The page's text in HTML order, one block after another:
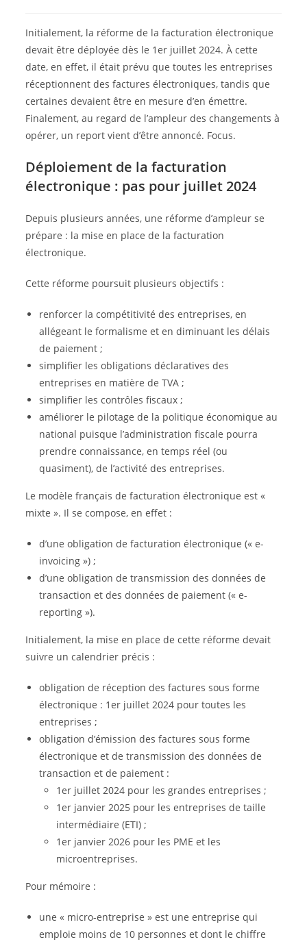
Initialement, la réforme de la facturation électronique
devait être déployée dès le 1er juillet 2024. À cette
date, en effet, il était prévu que toutes les entreprises
réceptionnent des factures électroniques, tandis que
certaines devaient être en mesure d’en émettre.
Finalement, au regard de l’ampleur des changements à
opérer, un report vient d’être annoncé. Focus.
Déploiement de la facturation
électronique : pas pour juillet 2024
Depuis plusieurs années, une réforme d’ampleur se
prépare : la mise en place de la facturation
électronique.
Cette réforme poursuit plusieurs objectifs :
renforcer la compétitivité des entreprises, en
allégeant le formalisme et en diminuant les délais
de paiement ;
simplifier les obligations déclaratives des
entreprises en matière de TVA ;
simplifier les contrôles fiscaux ;
améliorer le pilotage de la politique économique au
national puisque l’administration fiscale pourra
prendre connaissance, en temps réel (ou
quasiment), de l’activité des entreprises.
Le modèle français de facturation électronique est «
mixte ». Il se compose, en effet :
d’une obligation de facturation électronique (« e-
invoicing ») ;
d’une obligation de transmission des données de
transaction et des données de paiement (« e-
reporting »).
Initialement, la mise en place de cette réforme devait
suivre un calendrier précis :
obligation de réception des factures sous forme
électronique : 1er juillet 2024 pour toutes les
entreprises ;
obligation d’émission des factures sous forme
électronique et de transmission des données de
transaction et de paiement :
1er juillet 2024 pour les grandes entreprises ;
1er janvier 2025 pour les entreprises de taille
intermédiaire (ETI) ;
1er janvier 2026 pour les PME et les
microentreprises.
Pour mémoire :
une « micro-entreprise » est une entreprise qui
emploie moins de 10 personnes et dont le chiffre